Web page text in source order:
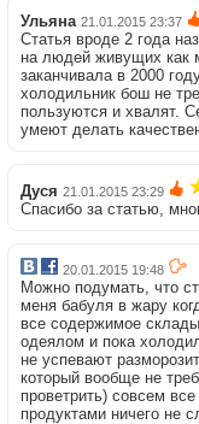
Ульяна 21.01.2015 23:37
Статья вроде 2 года
на людей живущих как
заканчивала в 2000
холодильник бош не
пользуются и хвалят.
умеют делать
Дуся 21.01.2015 23:29
Спасибо за статью,
20.01.2015 19:48
Можно подумать, что
меня бабуля в жару
все содержимое
одеялом и пока
не успевают
который вообще не
проветрить) совсем
продуктами ничего не